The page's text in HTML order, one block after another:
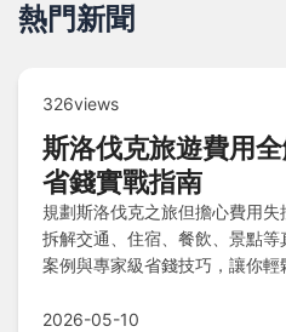
熱門新聞
326views
斯洛伐克旅遊費用
省錢實戰指南
規劃斯洛伐克之旅但擔心費用
拆解交通、住宿、餐飲、景點
案例與專家級省錢技巧，讓你輕
2026-05-10